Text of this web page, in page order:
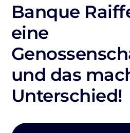
Banque
eine
und das
Unterschied!